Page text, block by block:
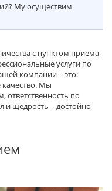
Му осуществим
с пунктом приёма
услуги по
компании – это:
качество. Мы
ответственность по
и щедрость – достойно